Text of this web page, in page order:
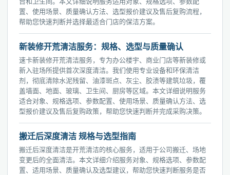
置、使用场景、质量确认方法、选型报价建议及售后复购流程，
帮助您快速判断并选择最适合门店的保洁方案。
新装修开荒清洁服务：规格、选型与质量确认
速卡新装修开荒清洁服务，专为办公楼宇、商业门店等新装修或
新入驻场所提供首次深度清洁。我们使用专业设备和环保清洁
剂，彻底清除水泥残留、油漆斑点、灰尘、胶渍等建筑垃圾，覆
盖墙面、地面、玻璃、卫生间、厨房等区域。本文详细说明服务
适合对象、规格选项、参数配置、使用场景、质量确认方法、选
型报价建议及售后复购政策，帮助您快速判断并完成采购决策。
搬迁后深度清洁 规格与选型指南
搬迁后深度清洁是开荒清洁的核心服务，适用于公司搬迁、场地
变更后的全面清洁。本文详细介绍服务对象、规格选项、参数配
置、适用场景、质量确认及选型建议，帮助您快速判断服务是否